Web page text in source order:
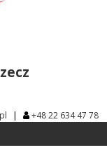
| +48 22 634 47 78